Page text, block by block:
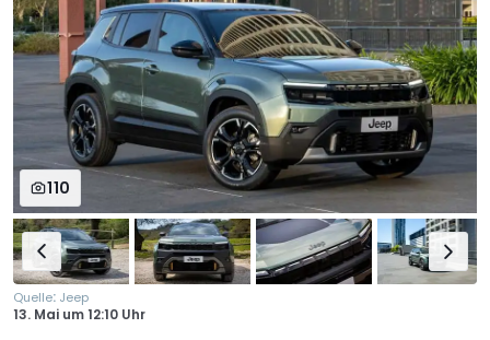
110
Quelle: Jeep
13. Mai um12:10 Uhr